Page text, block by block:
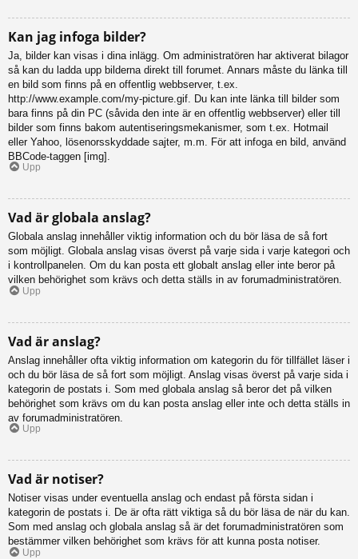
Kan jag infoga bilder?
Ja, bilder kan visas i dina inlägg. Om administratören har aktiverat bilagor
så kan du ladda upp bilderna direkt till forumet. Annars måste du länka till
en bild som finns på en offentlig webbserver, t.ex.
http://www.example.com/my-picture.gif. Du kan inte länka till bilder som
bara finns på din PC (såvida den inte är en offentlig webbserver) eller till
bilder som finns bakom autentiseringsmekanismer, som t.ex. Hotmail
eller Yahoo, lösenorsskyddade sajter, m.m. För att infoga en bild, använd
BBCode-taggen [img].
Upp
Vad är globala anslag?
Globala anslag innehåller viktig information och du bör läsa de så fort
som möjligt. Globala anslag visas överst på varje sida i varje kategori och
i kontrollpanelen. Om du kan posta ett globalt anslag eller inte beror på
vilken behörighet som krävs och detta ställs in av forumadministratören.
Upp
Vad är anslag?
Anslag innehåller ofta viktig information om kategorin du för tillfället läser i
och du bör läsa de så fort som möjligt. Anslag visas överst på varje sida i
kategorin de postats i. Som med globala anslag så beror det på vilken
behörighet som krävs om du kan posta anslag eller inte och detta ställs in
av forumadministratören.
Upp
Vad är notiser?
Notiser visas under eventuella anslag och endast på första sidan i
kategorin de postats i. De är ofta rätt viktiga så du bör läsa de när du kan.
Som med anslag och globala anslag så är det forumadministratören som
bestämmer vilken behörighet som krävs för att kunna posta notiser.
Upp